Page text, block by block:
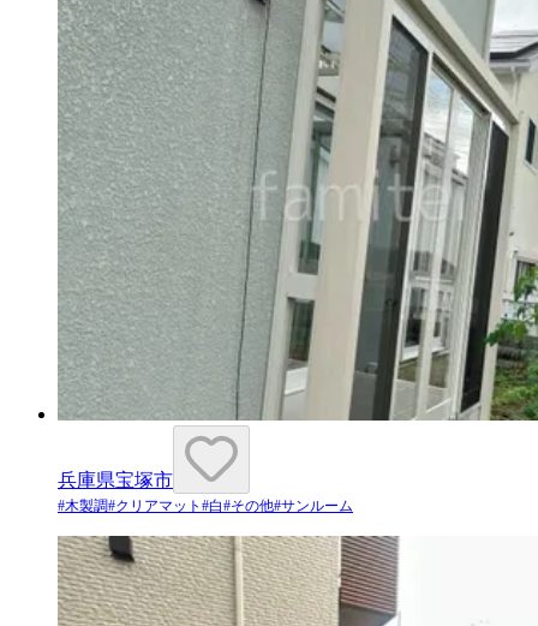
兵庫県宝塚市
#木製調#クリアマット #白#その他#サンルーム